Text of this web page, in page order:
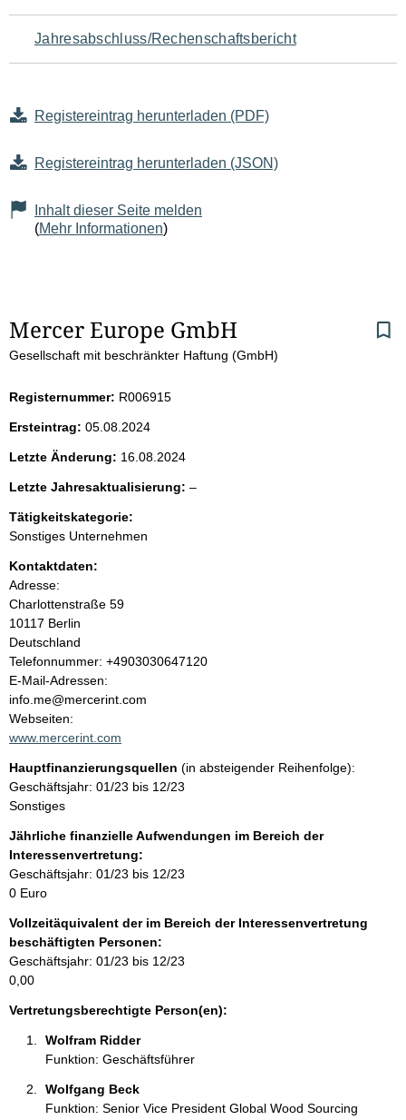
Jahresabschluss/Rechenschaftsbericht
Registereintrag herunterladen (PDF)
Registereintrag herunterladen (JSON)
Inhalt dieser Seite melden
(Mehr Informationen)
S
e
i
t
e
n
i
n
h
a
l
t
Mercer Europe GmbH
Gesellschaft mit beschränkter Haftung (GmbH)
Registernummer: R006915
Ersteintrag: 05.08.2024
Letzte Änderung: 16.08.2024
Letzte Jahresaktualisierung: –l
Tätigkeitskategorie:
Sonstiges Unternehmen
Kontaktdaten:
Adresse:
Charlottenstraße 59
10117 Berlin
Deutschland
K
o
n
t
a
t
i
n
f
o
r
m
t
i
o
n
e
Telefonnummer: +4903030647120
E-Mail-Adressen:
info.me@mercerint.com
Webseiten:
www.mercerint.com
Hauptfinanzierungsquellen (in absteigender Reihenfolge):
Geschäftsjahr: 01/23 bis 12/23
Sonstiges
Jährliche finanzielle Aufwendungen im Bereich der
Interessenvertretung:
Geschäftsjahr: 01/23 bis 12/23
0 Euro
Vollzeitäquivalent der im Bereich der Interessenvertretung
beschäftigten Personen:
Geschäftsjahr: 01/23 bis 12/23
0,00
Vertretungsberechtigte Person(en):
Wolfram Ridder
Funktion: Geschäftsführer
Wolfgang Beck
Funktion: Senior Vice President Global Wood Sourcing